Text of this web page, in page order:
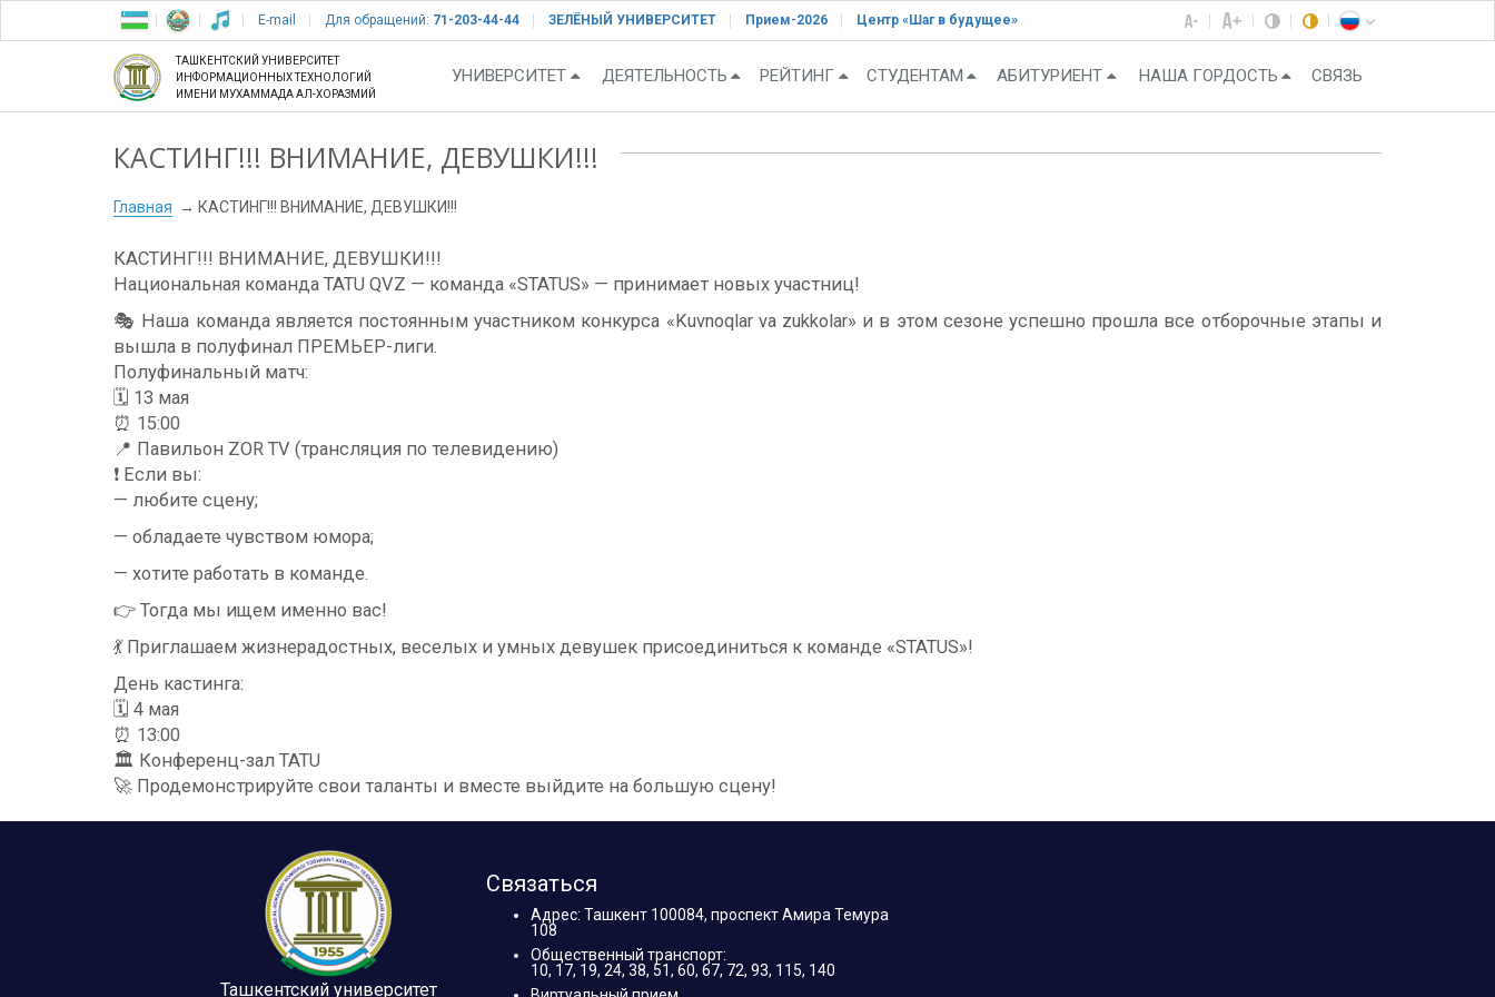
E-mail Для обращений: 71-203-44-44 ЗЕЛЁНЫЙ УНИВЕРСИТЕТ Прием-2026 Центр «Шаг в будущее»
ТАШКЕНТСКИЙ УНИВЕРСИТЕТ
ИНФОРМАЦИОННЫХ ТЕХНОЛОГИЙ
ИМЕНИ МУХАММАДА АЛ-ХОРАЗМИЙ
УНИВЕРСИТЕТ ДЕЯТЕЛЬНОСТЬ РЕЙТИНГ СТУДЕНТАМ АБИТУРИЕНТ НАША ГОРДОСТЬ СВЯЗЬ
КАСТИНГ!!! ВНИМАНИЕ, ДЕВУШКИ!!!
Главная КАСТИНГ!!! ВНИМАНИЕ, ДЕВУШКИ!!!
КАСТИНГ!!! ВНИМАНИЕ, ДЕВУШКИ!!!
Национальная команда TATU QVZ — команда «STATUS» — принимает новых участниц!
🎭 Наша команда является постоянным участником конкурса «Kuvnoqlar va zukkolar» и в этом сезоне успешно прошла все отборочные этапы и
вышла в полуфинал ПРЕМЬЕР-лиги.
Полуфинальный матч:
🗓 13 мая
⏰ 15:00
📍 Павильон ZOR TV (трансляция по телевидению)
❗️ Если вы:
— любите сцену;
— обладаете чувством юмора;
— хотите работать в команде.
👉 Тогда мы ищем именно вас!
💃 Приглашаем жизнерадостных, веселых и умных девушек присоединиться к команде «STATUS»!
День кастинга:
🗓 4 мая
⏰ 13:00
🏛 Конференц-зал TATU
🚀 Продемонстрируйте свои таланты и вместе выйдите на большую сцену!
Ташкентский университет
Связаться
Адрес: Ташкент 100084, проспект Амира Темура
108
Общественный транспорт:
10, 17, 19, 24, 38, 51, 60, 67, 72, 93, 115, 140